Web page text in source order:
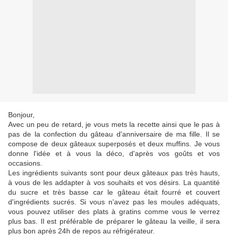
Bonjour,
Avec un peu de retard, je vous mets la recette ainsi que le pas à
pas de la confection du gâteau d'anniversaire de ma fille. Il se
compose de deux gâteaux superposés et deux muffins. Je vous
donne l'idée et à vous la déco, d'après vos goûts et vos
occasions.
Les ingrédients suivants sont pour deux gâteaux pas très hauts,
à vous de les addapter à vos souhaits et vos désirs. La quantité
du sucre et très basse car le gâteau était fourré et couvert
d'ingrédients sucrés. Si vous n'avez pas les moules adéquats,
vous pouvez utiliser des plats à gratins comme vous le verrez
plus bas. Il est préférable de préparer le gâteau la veille, il sera
plus bon après 24h de repos au réfrigérateur.